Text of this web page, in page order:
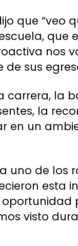
que “veo
que
nos
sus
carrera, la
la
en un
uno de los
esta
visto